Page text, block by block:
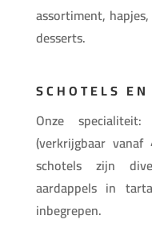
assortiment,
desserts.
SCHOTELS
Onze
(verkrijgbaar
schotels zijn
aardappels in
inbegrepen.